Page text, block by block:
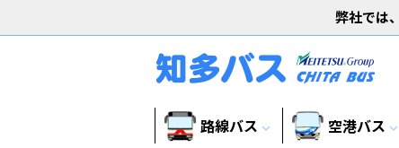
弊社では
路線バス expand_more 空港バス expand_more